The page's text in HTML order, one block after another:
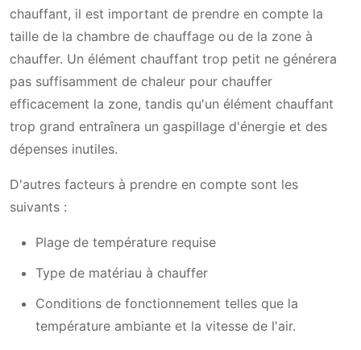
chauffant, il est important de prendre en compte la
taille de la chambre de chauffage ou de la zone à
chauffer. Un élément chauffant trop petit ne générera
pas suffisamment de chaleur pour chauffer
efficacement la zone, tandis qu'un élément chauffant
trop grand entraînera un gaspillage d'énergie et des
dépenses inutiles.
D'autres facteurs à prendre en compte sont les
suivants :
Plage de température requise
Type de matériau à chauffer
Conditions de fonctionnement telles que la
température ambiante et la vitesse de l'air.